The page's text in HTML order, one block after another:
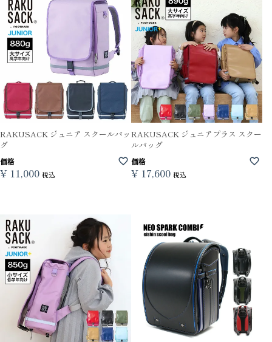
RAKUSACK ジュニア スクールバッ
グ
価格
¥ 11,000 税込
RAKUSACK ジュニアプラス スクー
ルバッグ
価格
¥ 17,600 税込